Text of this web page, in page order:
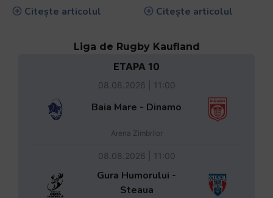
Citește articolul
Citește articolul
Liga de Rugby Kaufland
ETAPA 10
08.08.2026 | 11:00
Baia Mare - Dinamo
Arena Zimbrilor
08.08.2026 | 11:00
Gura Humorului -
Steaua